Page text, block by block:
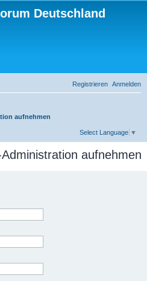
Deutschland
Anmelden
Registrieren
aufnehmen
c
Select Language ▼
aufnehmen